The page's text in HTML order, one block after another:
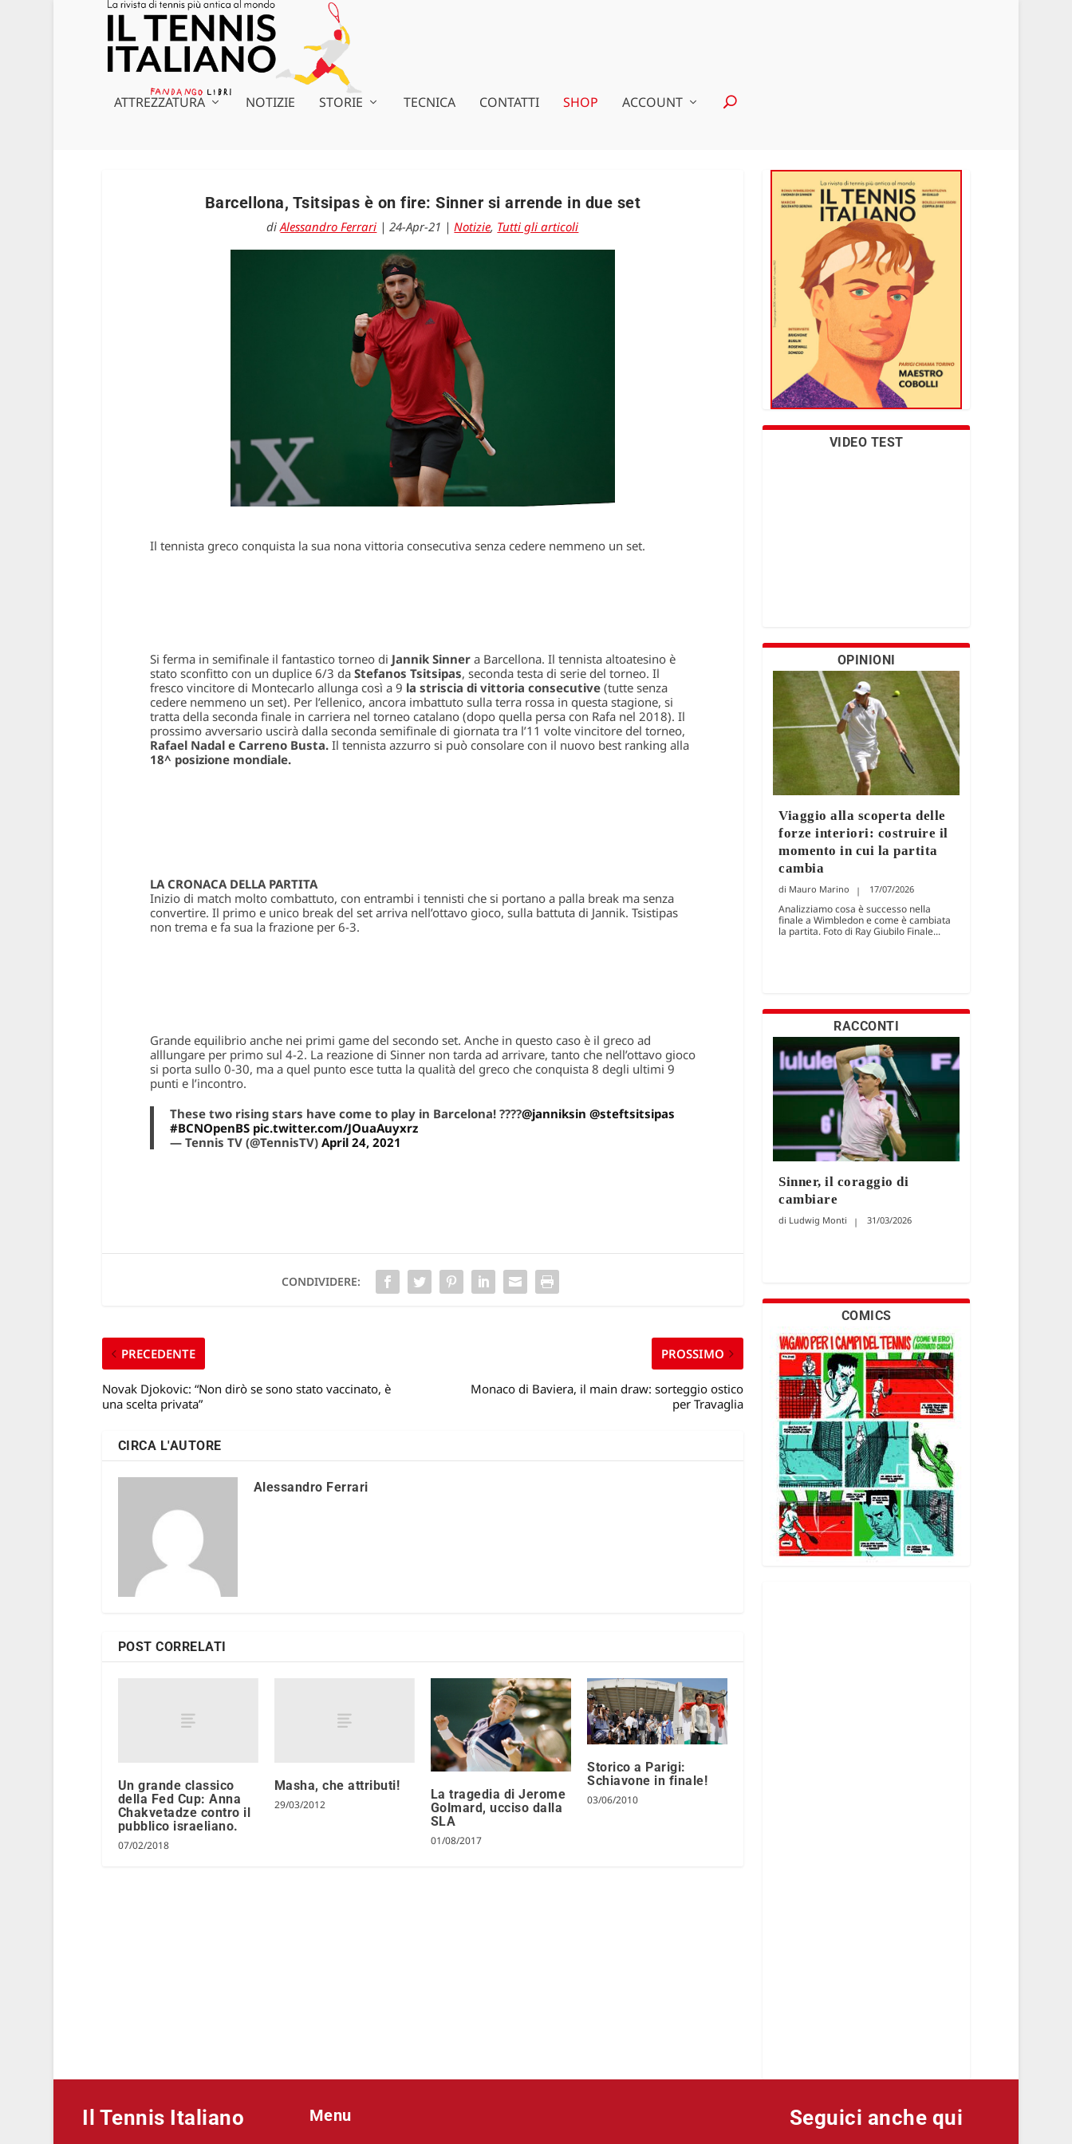
ATTREZZATURA NOTIZIE STORIE TECNICA CONTATTI SHOP ACCOUNT
Barcellona, Tsitsipas è on fire: Sinner si arrende in due set
diAlessandro Ferrari |24-Apr-21 |Notizie, Tutti gli articoli
Il tennista greco conquista la sua nona vittoria consecutiva senza cedere nemmeno un set.
Si ferma in semifinale il fantastico torneo di Jannik Sinnera Barcellona. Il tennista altoatesino è
stato sconfitto con un duplice 6/3 da Stefanos Tsitsipas, seconda testa di serie del torneo. Il
fresco vincitore di Montecarlo allunga così a 9 la striscia di vittoria consecutive (tutte senza
cedere nemmeno un set). Per l’ellenico, ancora imbattuto sulla terra rossa in questa stagione, si
tratta della seconda finale in carriera nel torneo catalano (dopo quella persa con Rafa nel 2018). Il
prossimo avversario uscirà dalla seconda semifinale di giornata tra l’11 volte vincitore del torneo,
Rafael Nadal e Carreno Busta. Il tennista azzurro si può consolare con il nuovo best ranking alla
18^ posizione mondiale.
LA CRONACA DELLA PARTITA
Inizio di match molto combattuto, con entrambi i tennisti che si portano a palla break ma senza
convertire. Il primo e unico break del set arriva nell’ottavo gioco, sulla battuta di Jannik. Tsistipas
non trema e fa sua la frazione per 6-3.
Grande equilibrio anche nei primi game del secondo set. Anche in questo caso è il greco ad
alllungare per primo sul 4-2. La reazione di Sinner non tarda ad arrivare, tanto che nell’ottavo gioco
si porta sullo 0-30, ma a quel punto esce tutta la qualità del greco che conquista 8 degli ultimi 9
punti e l’incontro.
These two rising stars have come to play in Barcelona! ????@janniksin @steftsitsipas
#BCNOpenBS pic.twitter.com/JOuaAuyxrz
— Tennis TV (@TennisTV) April 24, 2021
CONDIVIDERE:
PRECEDENTE
Novak Djokovic: “Non dirò se sono stato vaccinato, è
una scelta privata”
PROSSIMO
Monaco di Baviera, il main draw: sorteggio ostico
per Travaglia
CIRCA L'AUTORE
Alessandro Ferrari
POST CORRELATI
Un grande classico
della Fed Cup: Anna
Chakvetadze contro il
pubblico israeliano.
07/02/2018
Masha, che attributi!
29/03/2012
La tragedia di Jerome
Golmard, ucciso dalla
SLA
01/08/2017
Storico a Parigi:
Schiavone in finale!
03/06/2010
VIDEO TEST
OPINIONI
Viaggio alla scoperta delle
forze interiori: costruire il
momento in cui la partita
cambia
Mauro Marino 17/07/2026
Analizziamo cosa è successo nella
finale a Wimbledon e come è cambiata
la partita. Foto di Ray Giubilo Finale...
RACCONTI
Sinner, il coraggio di
cambiare
Ludwig Monti 31/03/2026
COMICS
Il Tennis Italiano Menu Seguici anche qui